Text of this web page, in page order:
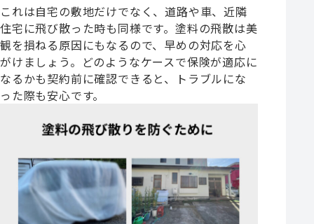
これは自宅の敷地だけでなく、道路や車、近隣
住宅に飛び散った時も同様です。塗料の飛散は美
観を損ねる原因にもなるので、早めの対応を心
がけましょう。どのようなケースで保険が適応に
なるかも契約前に確認できると、トラブルにな
った際も安心です。